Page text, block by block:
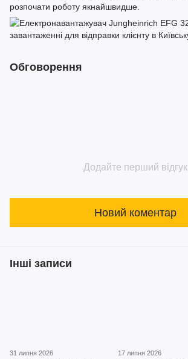
розпочати роботу якнайшвидше.
Обговорення
Додайте перший відгук
Новий коментар
Інші записи
31 липня 2026 17 липня 2026